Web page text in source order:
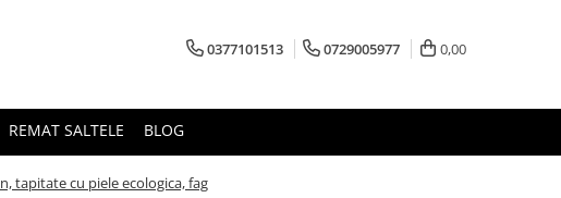
0377101513 0729005977 0,00
REMAT SALTELE BLOG
tapitate cu piele ecologica, fag